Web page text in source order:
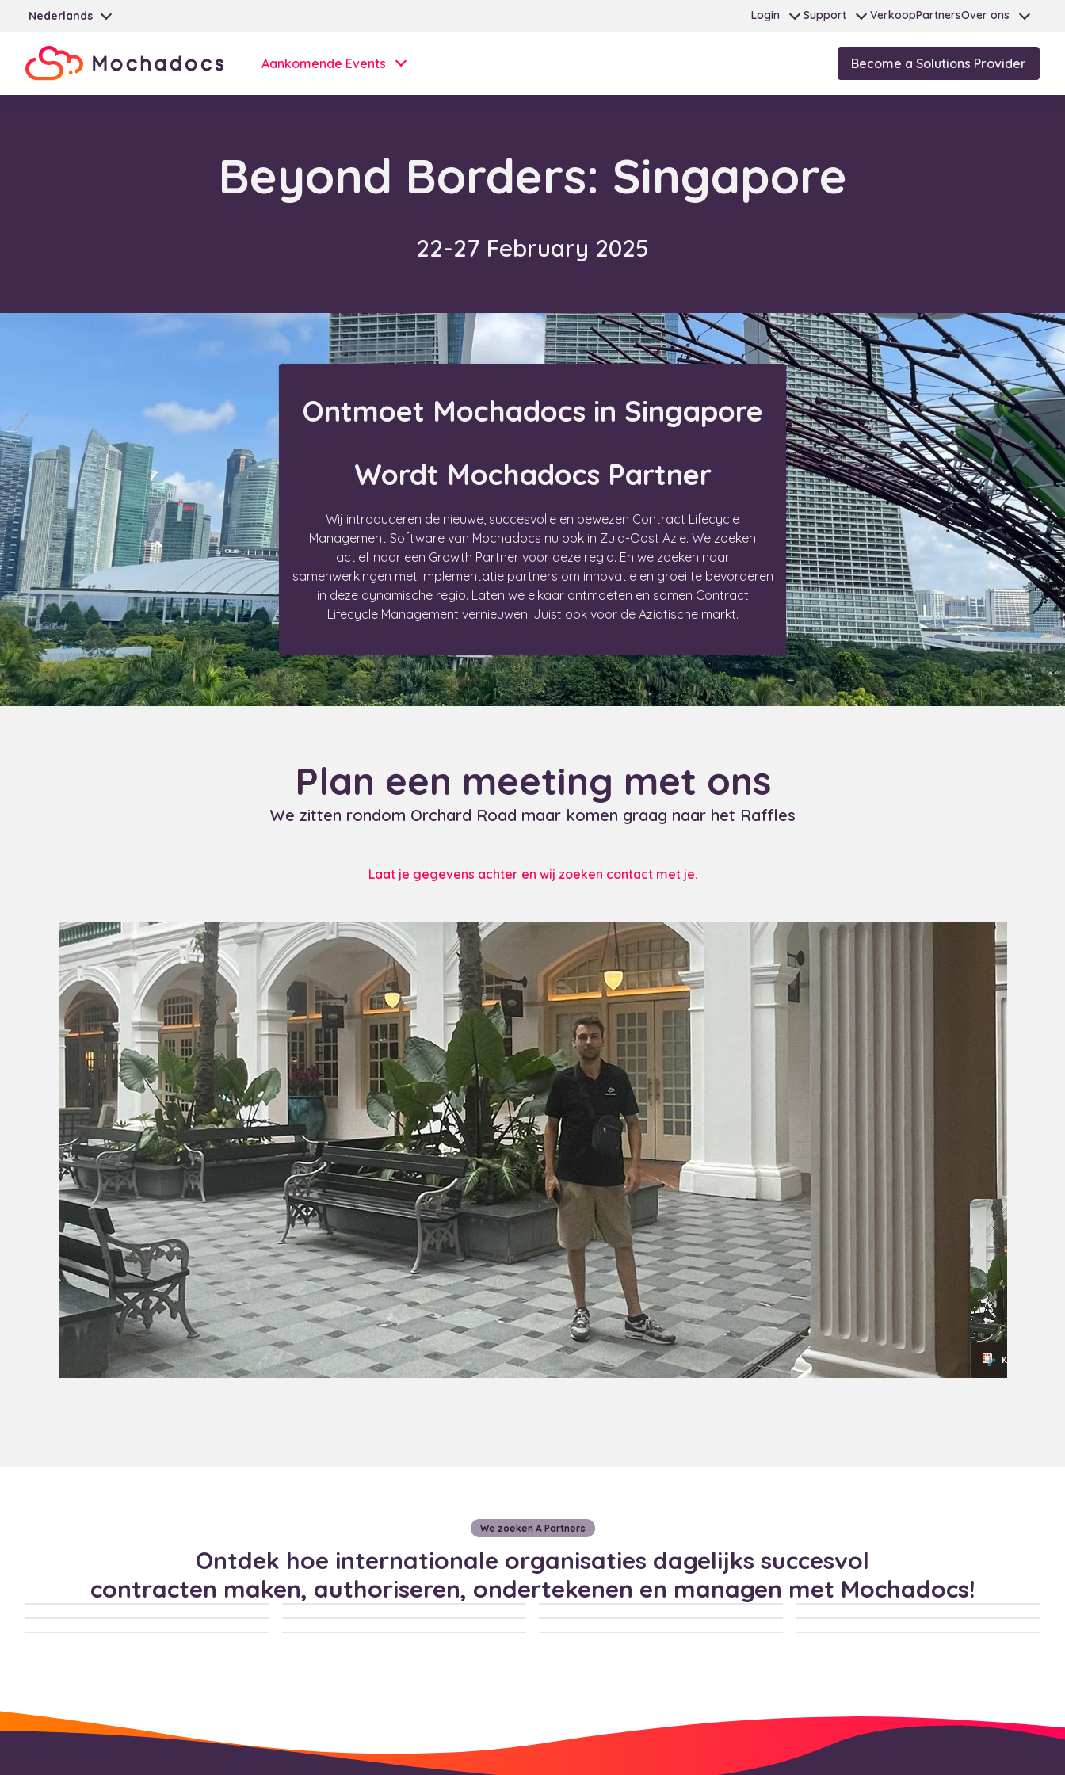
Nederlands Login Support VerkoopPartnersOver ons
Aankomende Events Become a Solutions Provider
Beyond Borders: Singapore
22-27 February 2025
Ontmoet Mochadocs in Singapore
Wordt Mochadocs Partner
Wij introduceren de nieuwe, succesvolle en bewezen Contract Lifecycle
Management Software van Mochadocs nu ook in Zuid-Oost Azie. We zoeken
actief naar een Growth Partner voor deze regio. En we zoeken naar
samenwerkingen met implementatie partners om innovatie en groei te bevorderen
in deze dynamische regio. Laten we elkaar ontmoeten en samen Contract
Lifecycle Management vernieuwen. Juist ook voor de Aziatische markt.
Plan een meeting met ons
We zitten rondom Orchard Road maar komen graag naar het Raffles
Laat je gegevens achter en wij zoeken contact met je.
We zoeken A Partners
Ontdek hoe internationale organisaties dagelijks succesvol
contracten maken, authoriseren, ondertekenen en managen met Mochadocs!